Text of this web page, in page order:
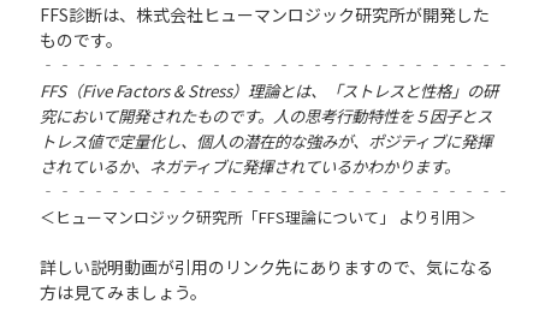
FFS診断は、 株式会社ヒューマンロジック研究所が開発した
ものです。
‐‐‐‐‐‐‐‐‐‐‐‐‐‐‐‐‐‐‐‐‐‐‐‐‐‐‐‐
FFS（Five Factors & Stress）理論とは、「ストレスと性格」の研
究において開発されたものです。人の思考行動特性を５因子とス
トレス値で定量化し、個人の潜在的な強みが、ポジティブに発揮
されているか、ネガティブに発揮されているかわかります。
‐‐‐‐‐‐‐‐‐‐‐‐‐‐‐‐‐‐‐‐‐‐‐‐‐‐‐‐
＜ヒューマンロジック研究所「FFS理論について 」 より引用＞
詳しい説明動画が引用のリンク先にありますので、気になる
方は見てみましょう。